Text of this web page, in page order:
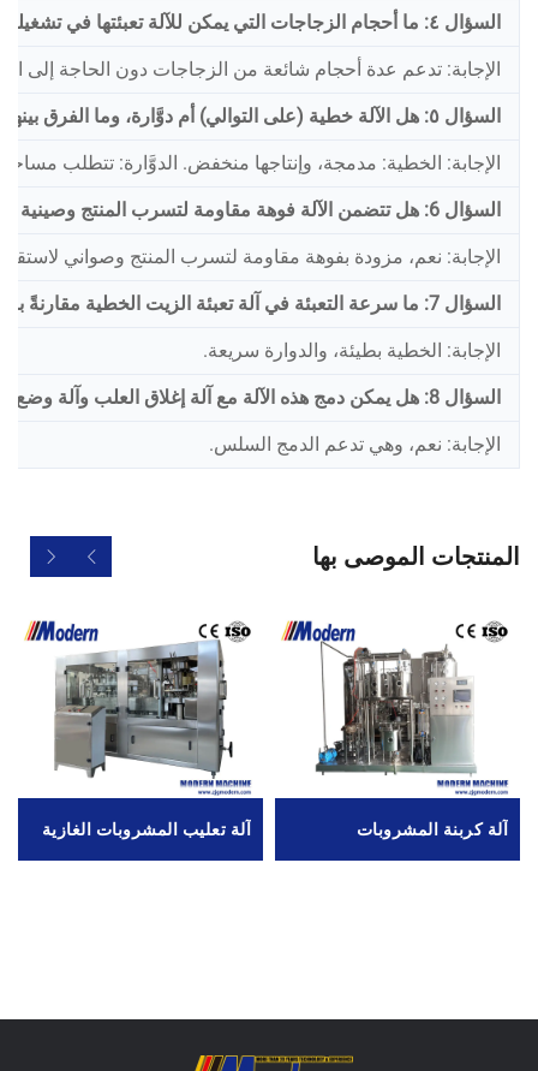
السؤال ٤: ما أحجام الزجاجات التي يمكن للآلة تعبئتها في تشغيلة واحدة دون الحاجة إلى تغيير الأجزاء؟
الإجابة: تدعم عدة أحجام شائعة من الزجاجات دون الحاجة إلى
السؤال ٥: هل الآلة خطية (على التوالي) أم دوَّارة، وما الفرق بينهما من حيث السعة ومساحة الأرضية المطلوبة؟
الإجابة: الخطية: مدمجة، وإنتاجها منخفض. الدوَّارة: تتطلب مساحة
السؤال 6: هل تتضمن الآلة فوهة مقاومة لتسرب المنتج وصينية لاستقبال القطرات لمنع هدر المنتج؟
الإجابة: نعم، مزودة بفوهة مقاومة لتسرب المنتج وصواني
السؤال 7: ما سرعة التعبئة في آلة تعبئة الزيت الخطية مقارنةً بالآلة الدوارة؟
الإجابة: الخطية بطيئة، والدوارة سريعة.
السؤال 8: هل يمكن دمج هذه الآلة مع آلة إغلاق العلب وآلة وضع الملصقات؟
الإجابة: نعم، وهي تدعم الدمج السلس.
المنتجات الموصى بها
آلة كربنة المشروبات آلة تعليب المشروبات الغازية